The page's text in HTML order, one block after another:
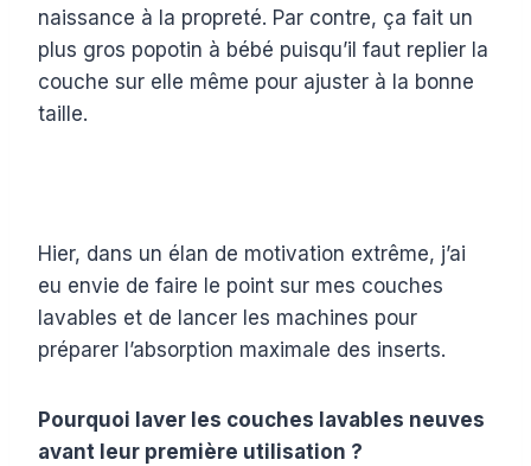
naissance à la propreté. Par contre, ça fait un
plus gros popotin à bébé puisqu’il faut replier la
couche sur elle même pour ajuster à la bonne
taille.
Hier, dans un élan de motivation extrême, j’ai
eu envie de faire le point sur mes couches
lavables et de lancer les machines pour
préparer l’absorption maximale des inserts.
Pourquoi laver les couches lavables neuves
avant leur première utilisation ?